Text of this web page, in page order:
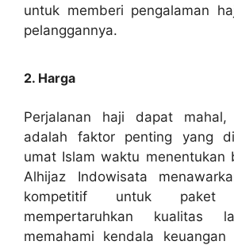
untuk memberi pengalaman
pelanggannya.
2. Harga
Perjalanan haji dapat
adalah faktor penting yang
umat Islam waktu menentukan
Alhijaz Indowisata
kompetitif untuk
mempertaruhkan kualitas
memahami kendala